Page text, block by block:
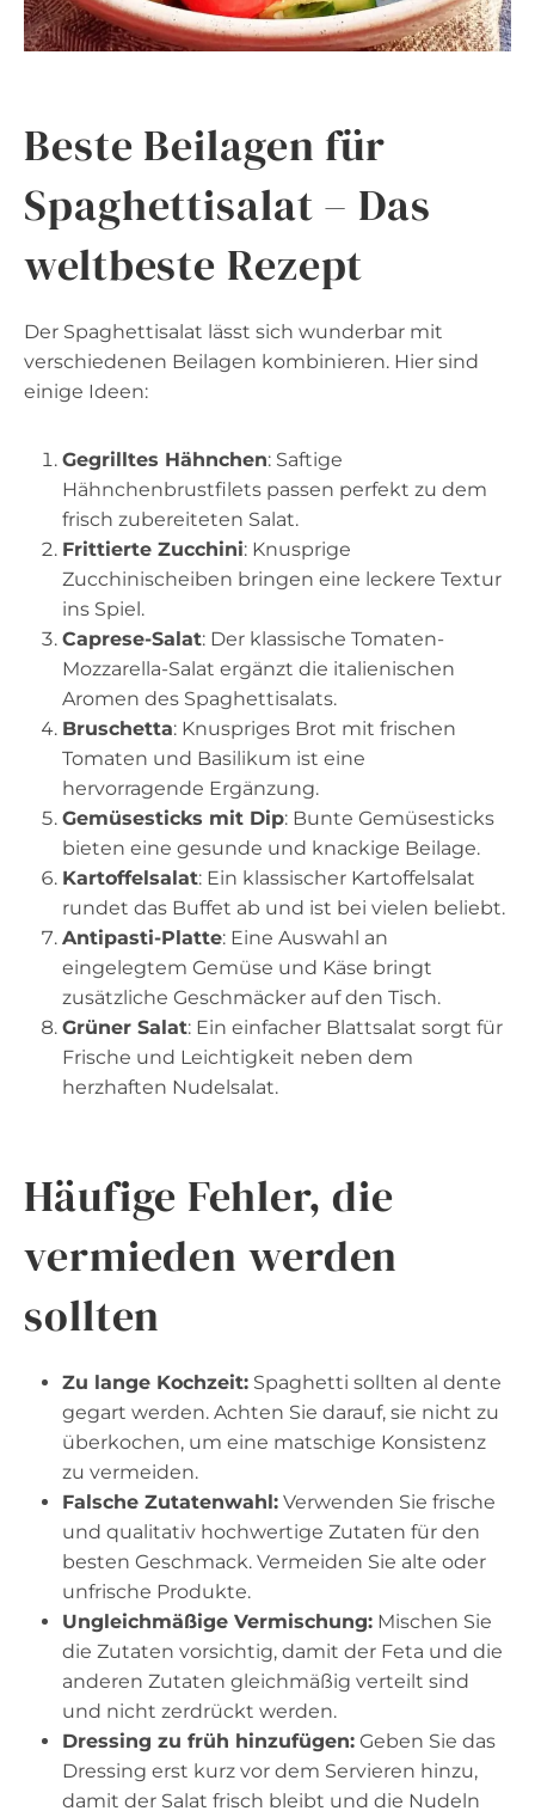
Beste Beilagen für
Spaghettisalat – Das
weltbeste Rezept
Der Spaghettisalat lässt sich wunderbar mit
verschiedenen Beilagen kombinieren. Hier sind
einige Ideen:
Gegrilltes Hähnchen: Saftige
Hähnchenbrustfilets passen perfekt zu dem
frisch zubereiteten Salat.
Frittierte Zucchini: Knusprige
Zucchinischeiben bringen eine leckere Textur
ins Spiel.
Caprese-Salat: Der klassische Tomaten-
Mozzarella-Salat ergänzt die italienischen
Aromen des Spaghettisalats.
Bruschetta: Knuspriges Brot mit frischen
Tomaten und Basilikum ist eine
hervorragende Ergänzung.
Gemüsesticks mit Dip: Bunte Gemüsesticks
bieten eine gesunde und knackige Beilage.
Kartoffelsalat: Ein klassischer Kartoffelsalat
rundet das Buffet ab und ist bei vielen beliebt.
Antipasti-Platte: Eine Auswahl an
eingelegtem Gemüse und Käse bringt
zusätzliche Geschmäcker auf den Tisch.
Grüner Salat: Ein einfacher Blattsalat sorgt für
Frische und Leichtigkeit neben dem
herzhaften Nudelsalat.
Häufige Fehler, die
vermieden werden
sollten
Zu lange Kochzeit: Spaghetti sollten al dente
gegart werden. Achten Sie darauf, sie nicht zu
überkochen, um eine matschige Konsistenz
zu vermeiden.
Falsche Zutatenwahl: Verwenden Sie frische
und qualitativ hochwertige Zutaten für den
besten Geschmack. Vermeiden Sie alte oder
unfrische Produkte.
Ungleichmäßige Vermischung: Mischen Sie
die Zutaten vorsichtig, damit der Feta und die
anderen Zutaten gleichmäßig verteilt sind
und nicht zerdrückt werden.
Dressing zu früh hinzufügen: Geben Sie das
Dressing erst kurz vor dem Servieren hinzu,
damit der Salat frisch bleibt und die Nudeln